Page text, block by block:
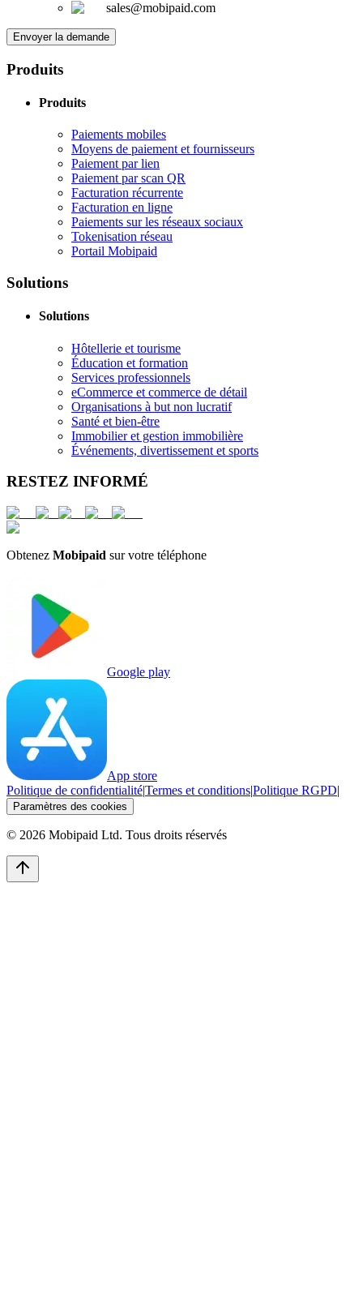
sales@mobipaid.com
Envoyer la demande
Produits
Produits
Paiements mobiles
Moyens de paiement et fournisseurs
Paiement par lien
Paiement par scan QR
Facturation récurrente
Facturation en ligne
Paiements sur les réseaux sociaux
Tokenisation réseau
Portail Mobipaid
Solutions
Solutions
Hôtellerie et tourisme
Éducation et formation
Services professionnels
eCommerce et commerce de détail
Organisations à but non lucratif
Santé et bien-être
Immobilier et gestion immobilière
Événements, divertissement et sports
RESTEZ INFORMÉ
Obtenez Mobipaid sur votre téléphone
Google play
App store
Politique de confidentialité|Termes et conditions|Politique RGPD|
Paramètres des cookies
© 2026 Mobipaid Ltd. Tous droits réservés